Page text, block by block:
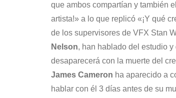
que ambos compartían y también
artista!» a lo que replicó «¡Y qué
de los supervisores de VFX Stan
Nelson, han hablado del estudio
desaparecerá con la muerte del
James Cameron ha aparecido a
hablar con él 3 días antes de su